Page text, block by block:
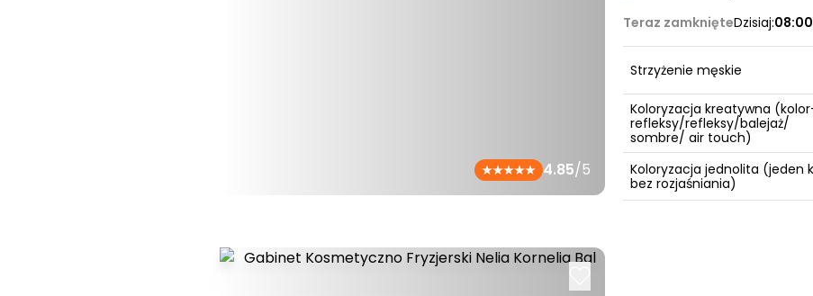
4.85/5
Teraz zamknięteDzisiaj:
Strzyżenie męskie
Koloryzacja kreatywna
refleksy/refleksy/balejaż/
sombre/ air touch)
Koloryzacja jednolita (jeden
bez rozjaśniania)